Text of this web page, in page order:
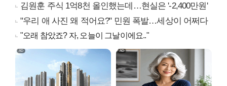
김원훈 주식 1억8천 올인했는데…현실은 '-2,400만원'
"우리 애 사진 왜 적어요?" 민원 폭발…세상이 어쩌다
"오래 참았죠? 자, 오늘이 그날이에요.."